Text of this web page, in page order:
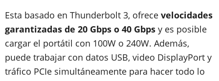
Esta basado en Thunderbolt 3, ofrece velocidades
garantizadas de 20 Gbps o 40 Gbps y es posible
cargar el portátil con 100W o 240W. Además,
puede trabajar con datos USB, video DisplayPort y
tráfico PCIe simultáneamente para hacer todo lo